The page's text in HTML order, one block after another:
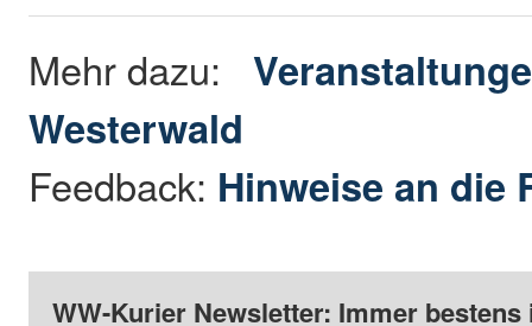
Mehr dazu:
Westerwald
Feedback: Hinweise an die
WW-Kurier Newsletter: Immer